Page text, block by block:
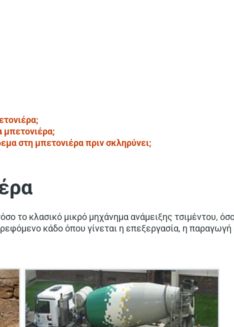
μπετονιέρα;
στη μπετονιέρα πριν σκληρύνει;
το κλασικό μικρό μηχάνημα ανάμειξης τσιμέντου,
κάδο όπου γίνεται η επεξεργασία, η παραγωγή